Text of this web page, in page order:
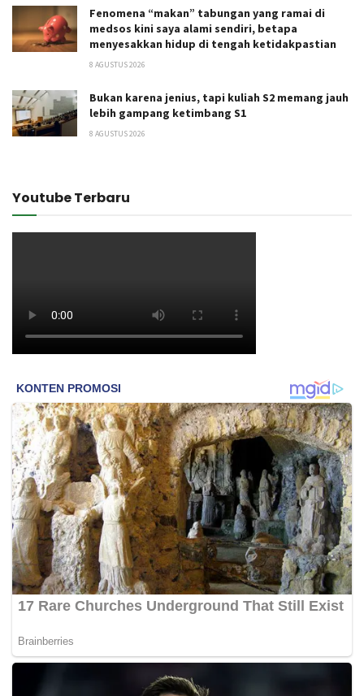
Fenomena “makan” tabungan yang ramai di
medsos kini saya alami sendiri, betapa
menyesakkan hidup di tengah ketidakpastian
8 AGUSTUS 2026
Bukan karena jenius, tapi kuliah S2 memang jauh
lebih gampang ketimbang S1
8 AGUSTUS 2026
Youtube Terbaru